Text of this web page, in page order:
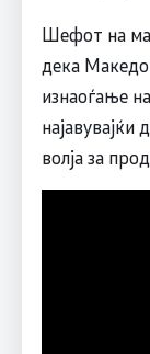
Шефот на
дека
изнаоѓање
волја за